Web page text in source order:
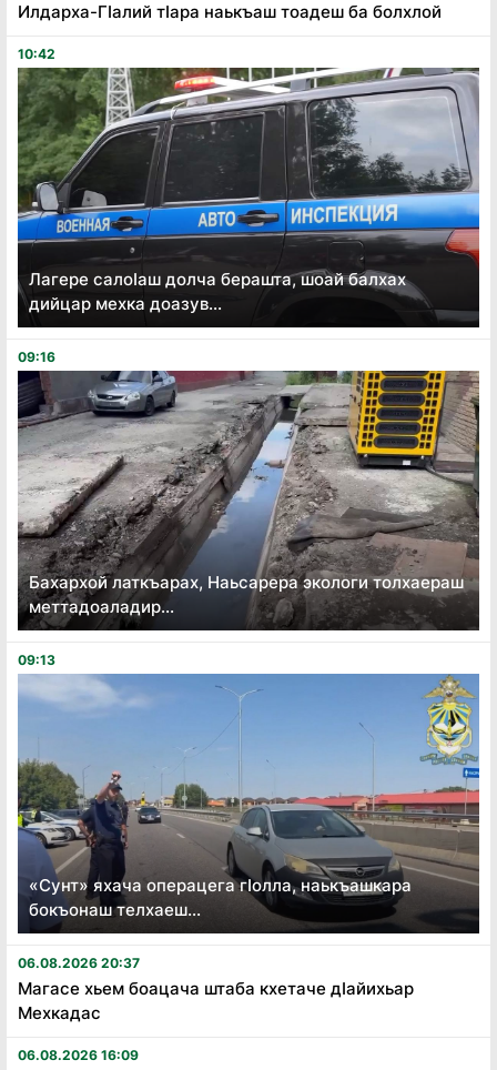
Илдарха-Гӏалий тӏара наькъаш тоадеш ба болхлой
10:42
Лагере салоӏаш долча берашта, шоай балхах
дийцар мехка доазув...
09:16
Бахархой латкъарах, Наьсарера экологи толхаераш
меттадоаладир...
09:13
«Сунт» яхача операцега гӏолла, наькъашкара
бокъонаш телхаеш...
06.08.2026 20:37
Магасе хьем боацача штаба кхетаче дӏайихьар
Мехкадас
06.08.2026 16:09